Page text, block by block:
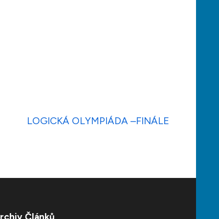
LOGICKÁ OLYMPIÁDA –FINÁLE